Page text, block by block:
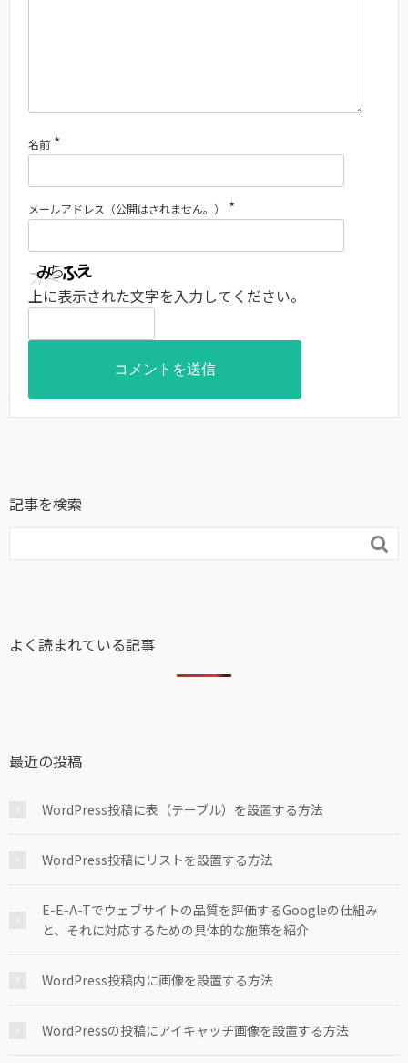
名前 *
メールアドレス（公開はされません。） *
上に表示された文字を入力してください。
記事を検索

よく読まれている記事
最近の投稿
WordPress投稿に表（テーブル）を設置する方法
WordPress投稿にリストを設置する方法
E-E-A-Tでウェブサイトの品質を評価するGoogleの仕組み
と、それに対応するための具体的な施策を紹介
WordPress投稿内に画像を設置する方法
WordPressの投稿にアイキャッチ画像を設置する方法